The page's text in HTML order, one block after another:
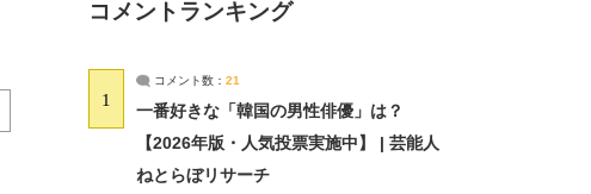
コメントランキング
1
コメント数： 21
一番好きな「韓国の男性俳優」は？
【2026年版・人気投票実施中】 | 芸能人
ねとらぼリサーチ